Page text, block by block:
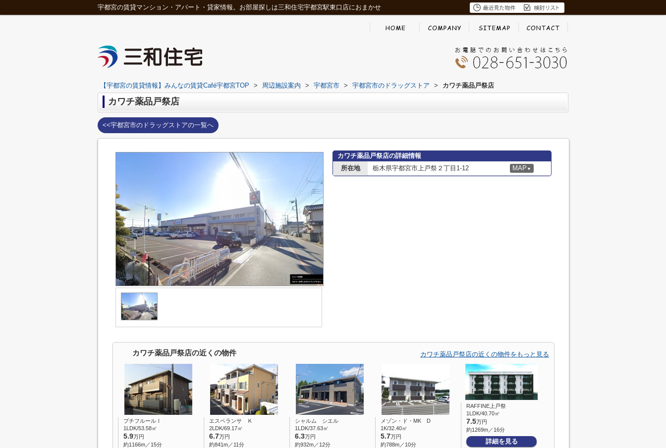
宇都宮の賃貸マンション・アパート・貸家情報。お部屋探しは三和住宅宇都宮駅東口店におまかせ
【宇都宮の賃貸情報】みんなの賃貸Café宇都宮TOP > 周辺施設案内 > 宇都宮市 > 宇都宮市のドラッグストア > カワチ薬品戸祭店
カワチ薬品戸祭店
<<宇都宮市のドラッグストアの一覧へ
カワチ薬品戸祭店の詳細情報
所在地
栃木県宇都宮市上戸祭２丁目1-12 MAP ▼
カワチ薬品戸祭店の近くの物件 カワチ薬品戸祭店の近くの物件をもっと見る
プチフルールⅠ
1LDK/53.58㎡
5.9万円
約1166m／15分
エスペランサ Ｋ
2LDK/69.17㎡
6.7万円
約841m／11分
シャルム シエル
1LDK/37.63㎡
6.3万円
約932m／12分
メゾン・ド・MK D
1K/32.40㎡
5.7万円
約788m／10分
RAFFINE上戸祭
1LDK/40.70㎡
7.5万円
約1269m／16分
詳細を見る